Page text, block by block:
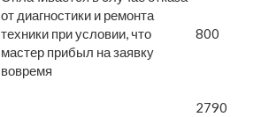
от диагностики и ремонта
техники при условии, что
мастер прибыл на заявку
вовремя
800
2790